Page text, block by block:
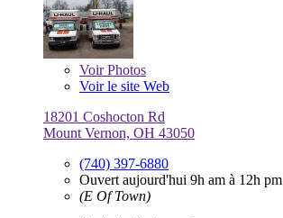
VoirPhotos
Voir le site Web
18201 Coshocton Rd
Mount Vernon, OH 43050
(740) 397-6880
Ouvert aujourd'hui 9h am à 12h pm
(E Of Town)